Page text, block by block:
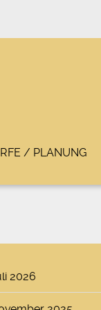
/ PLANUNG
2026